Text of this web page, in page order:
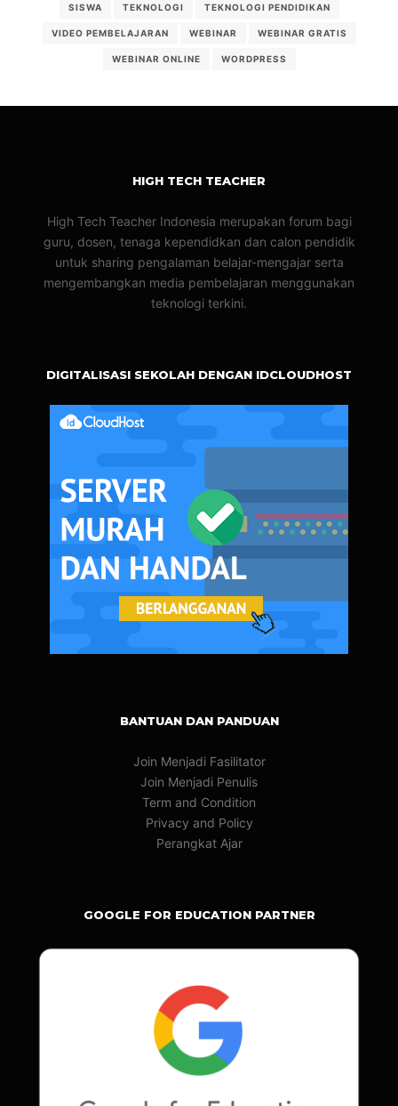
SISWA TEKNOLOGI TEKNOLOGI PENDIDIKAN
VIDEO PEMBELAJARAN WEBINAR WEBINAR GRATIS
WEBINAR ONLINE WORDPRESS
HIGH TECH TEACHER
High Tech Teacher Indonesia merupakan forum bagi
guru, dosen, tenaga kependidkan dan calon pendidik
untuk sharing pengalaman belajar-mengajar serta
mengembangkan media pembelajaran menggunakan
teknologi terkini.
DIGITALISASI SEKOLAH DENGAN IDCLOUDHOST
BANTUAN DAN PANDUAN
Join Menjadi Fasilitator
Join Menjadi Penulis
Term and Condition
Privacy and Policy
Perangkat Ajar
GOOGLE FOR EDUCATION PARTNER